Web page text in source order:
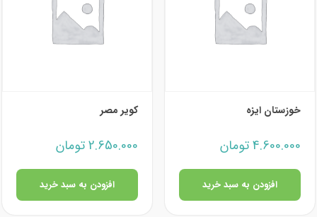
خوزستان ایزه
4.600.000تومان
افزودن به سبد خرید
کویر مصر
2.650.000تومان
افزودن به سبد خرید